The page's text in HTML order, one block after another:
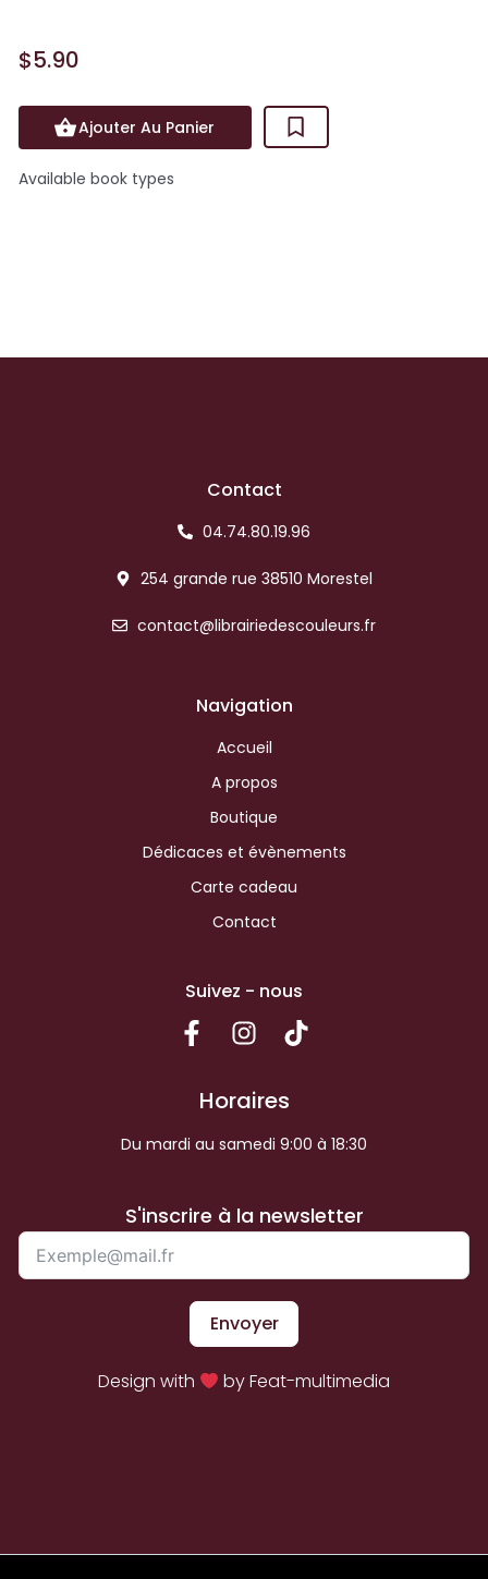
$5.90
Ajouter Au Panier
Available book types
Contact
04.74.80.19.96
254 grande rue 38510 Morestel
contact@librairiedescouleurs.fr
Navigation
Accueil
A propos
Boutique
Dédicaces et évènements
Carte cadeau
Contact
Suivez - nous
Horaires
Du mardi au samedi 9:00 à 18:30
S'inscrire à la newsletter
Envoyer
Design with by Feat-multimedia